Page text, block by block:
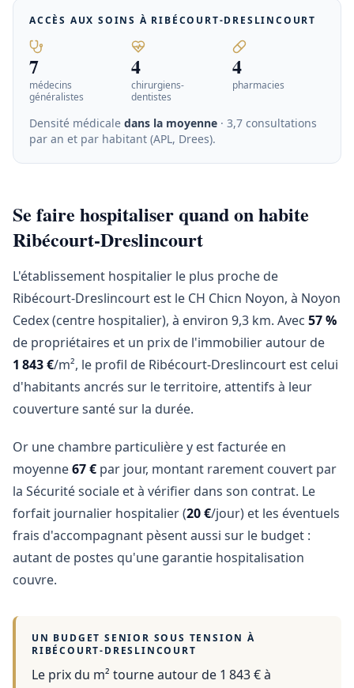
ACCÈS AUX SOINS À RIBÉCOURT-DRESLINCOURT
7
médecins
généralistes
4
chirurgiens-
dentistes
4
pharmacies
Densité médicale dans la moyenne · 3,7 consultations
par an et par habitant (APL, Drees).
Se faire hospitaliser quand on habite
Ribécourt-Dreslincourt
L'établissement hospitalier le plus proche de
Ribécourt-Dreslincourt est le CH Chicn Noyon, à Noyon
Cedex (centre hospitalier), à environ 9,3 km. Avec 57 %
de propriétaires et un prix de l'immobilier autour de
1 843 €/m², le profil de Ribécourt-Dreslincourt est celui
d'habitants ancrés sur le territoire, attentifs à leur
couverture santé sur la durée.
Or une chambre particulière y est facturée en
moyenne67 € par jour, montant rarement couvert par
la Sécurité sociale et à vérifier dans son contrat. Le
forfait journalier hospitalier (20 €/jour) et les éventuels
frais d'accompagnant pèsent aussi sur le budget :
autant de postes qu'une garantie hospitalisation
couvre.
UN BUDGET SENIOR SOUS TENSION À
RIBÉCOURT-DRESLINCOURT
Le prix du m² tourne autour de 1 843 €à